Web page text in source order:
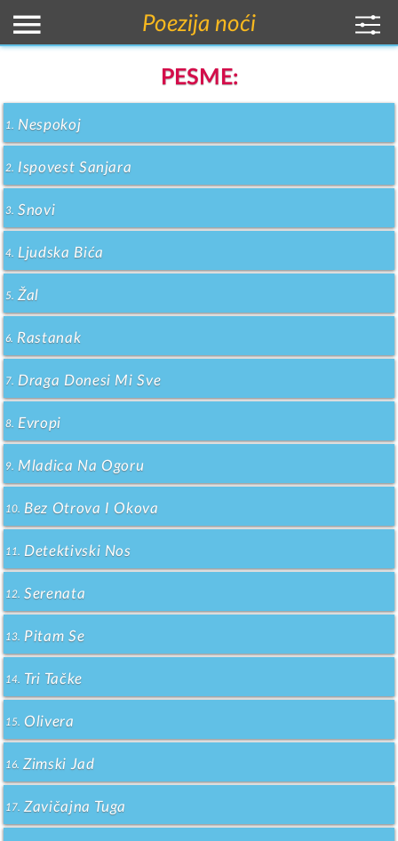
Poezija noći
PESME:
1. Nespokoj
2. Ispovest Sanjara
3. Snovi
4. Ljudska Bića
5. Žal
6. Rastanak
7. Draga Donesi Mi Sve
8. Evropi
9. Mladica Na Ogoru
10. Bez Otrova I Okova
11. Detektivski Nos
12. Serenata
13. Pitam Se
14. Tri Tačke
15. Olivera
16. Zimski Jad
17. Zavičajna Tuga